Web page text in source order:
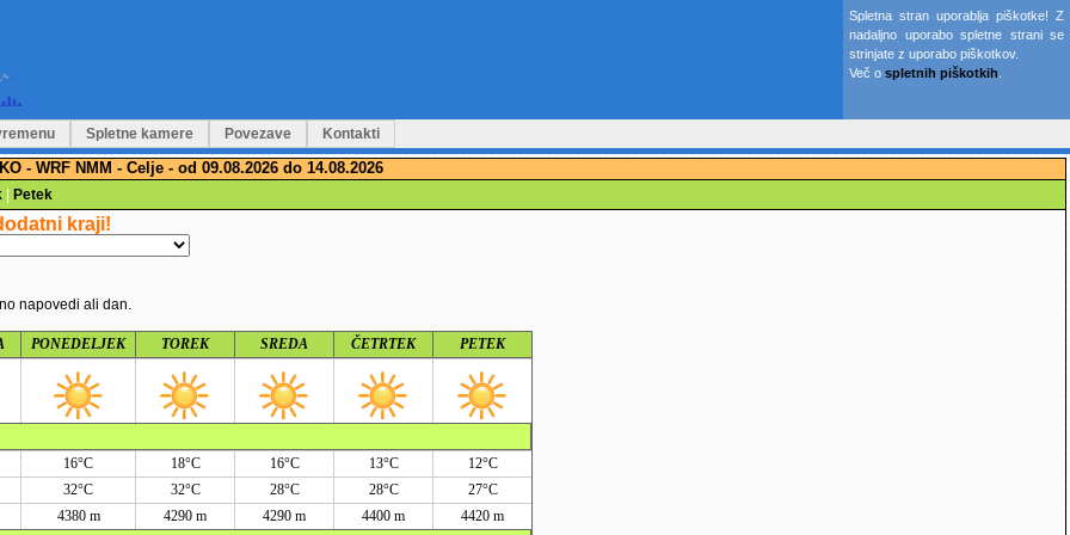
Spletne kamere Povezave Kontakti
- WRF NMM - Celje - od 09.08.2026 do 14.08.2026
Petek
kraji!
napovedi ali dan.
PONEDELJEK TOREK SREDA ČETRTEK PETEK
16°C 18°C 16°C 13°C
12°C
32°C
32°C 28°C 28°C
27°C
4380 m
4290 m 4290 m 4400 m 4420 m
Spletna stran uporablja piškotke! Z
nadaljno uporabo spletne strani se
strinjate z uporabo piškotkov.
Več o spletnih piškotkih